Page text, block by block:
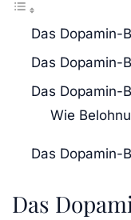
Das Dopamin-
Das Dopamin-
Das Dopamin-
Wie
Das Dopamin-
Das